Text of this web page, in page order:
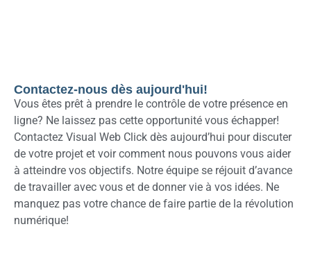
Contactez-nous dès aujourd'hui!
Vous êtes prêt à prendre le contrôle de votre présence en
ligne? Ne laissez pas cette opportunité vous échapper!
Contactez Visual Web Click dès aujourd’hui pour discuter
de votre projet et voir comment nous pouvons vous aider
à atteindre vos objectifs. Notre équipe se réjouit d’avance
de travailler avec vous et de donner vie à vos idées. Ne
manquez pas votre chance de faire partie de la révolution
numérique!